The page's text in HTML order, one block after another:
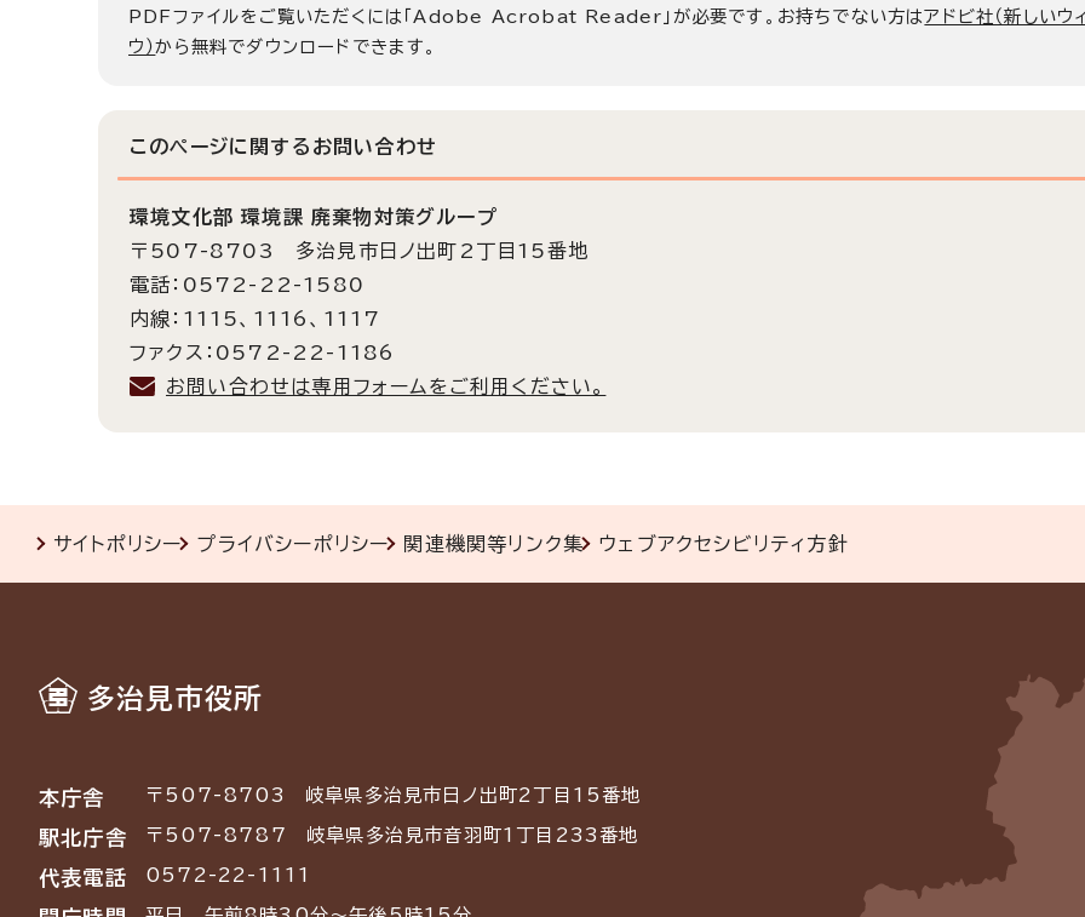
PDFファイルをご覧いただくには「Adobe Acrobat Reader」が必要です。お持ちでない方はアドビ社（新しいウ
ウ）から無料でダウンロードできます。
このページに関する お問い合わせ
環境文化部 環境課 廃棄物対策グループ
〒507-8703 多治見市日ノ出町2丁目15番地
電話：0572-22-1580
内線：1115、1116、1117
ファクス：0572-22-1186
お問い合わせは専用フォームをご利用ください。
サイトポリシー プライバシーポリシー 関連機関等リンク集 ウェブアクセシビリティ方針
多治見市役所
本庁舎 〒507-8703 岐阜県多治見市日ノ出町2丁目15番地
駅北庁舎 〒507-8787 岐阜県多治見市音羽町1丁目233番地
代表電話 0572-22-1111